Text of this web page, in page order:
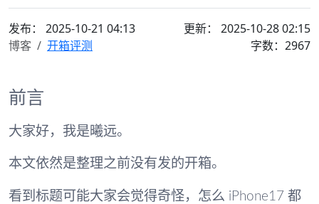
发布： 2025-10-21 04:13
更新： 2025-10-28 02:15
博客
开箱评测 字数：2967
前言
大家好，我是曦远。
本文依然是整理之前没有发的开箱。
看到标题可能大家会觉得奇怪，怎么 iPhone17 都